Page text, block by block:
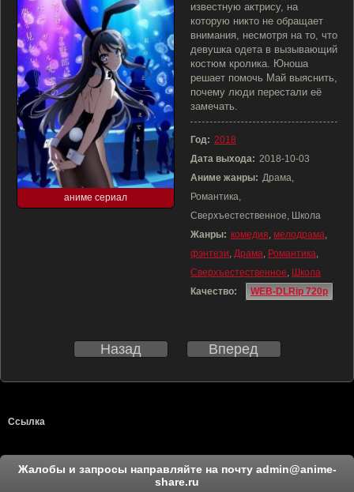
аниме сериал
известную актрису, на
которую никто не обращает
внимания, несмотря на то, что
девушка одета в вызывающий
костюм кролика. Юноша
решает помочь Май выяснить,
почему люди перестали её
замечать.
Год: 2018
Дата выхода: 2018-10-03
Аниме жанры: Драма,
Романтика,
Сверхъестественное, Школа
Жанры: комедия, мелодрама,
фэнтези, Драма, Романтика,
Сверхъестественное, Школа
Качество:
WEB-DLRip 720p
Назад Вперед
Ссылка
Жалобы и запросы направляйте на почту admin@anime-
share.ru